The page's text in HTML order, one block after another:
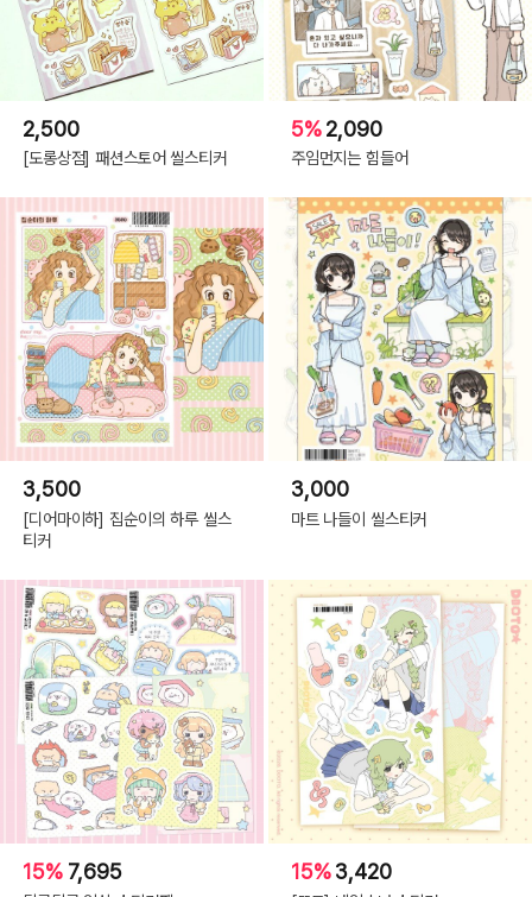
2,500
[도롱상점] 패션스토어 씰스티커
5%2,090
주임먼지는 힘들어
3,500
[디어마이하] 집순이의 하루 씰스
티커
3,000
마트 나들이 씰스티커
15% 7,695 15%3,420